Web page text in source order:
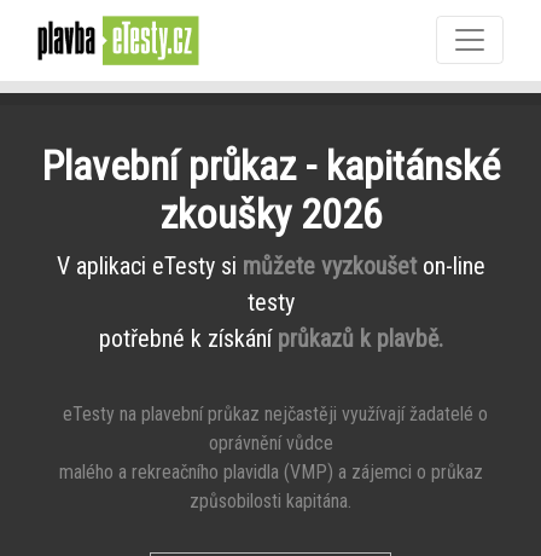
Plavební průkaz - kapitánské
zkoušky 2026
V aplikaci eTesty si můžete vyzkoušeton-line
testy
potřebné k získání průkazů k plavbě.
eTesty na plavební průkaz nejčastěji využívají žadatelé o
oprávnění vůdce
malého a rekreačního plavidla (VMP) a zájemci o průkaz
způsobilosti kapitána.